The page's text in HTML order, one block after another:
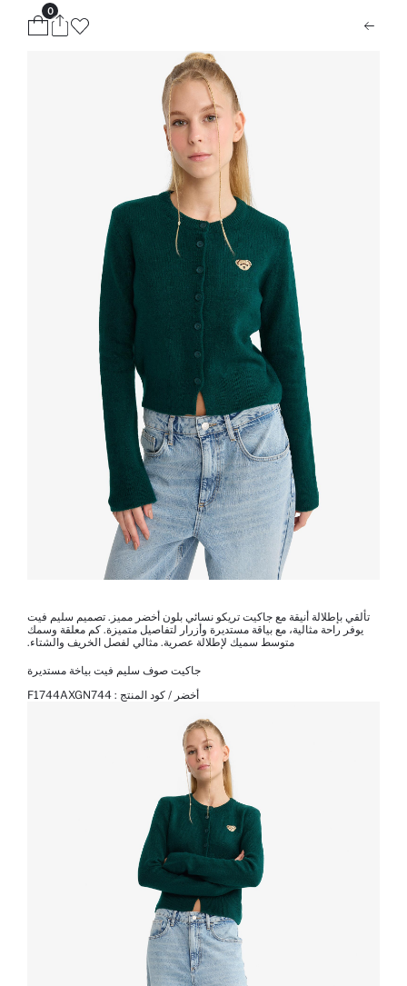
0
تألقي بإطلالة أنيقة مع جاكيت تريكو نسائي بلون أخضر مميز. تصميم سليم فيت
يوفر راحة مثالية، مع بياقة مستديرة وأزرار لتفاصيل متميزة. كم معلقة وسمك
متوسط ​​سميك لإطلالة عصرية. مثالي لفصل الخريف والشتاء.
جاكيت صوف سليم فيت بياخة مستديرة
أخضر / كود المنتج : F1744AXGN744